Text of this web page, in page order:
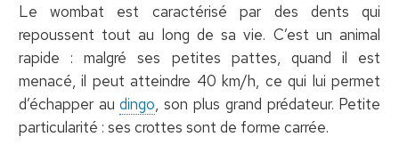
Le wombat est caractérisé par des dents qui
repoussent tout au long de sa vie. C’est un animal
rapide : malgré ses petites pattes, quand il est
menacé, il peut atteindre 40 km/h, ce qui lui permet
d’échapper audingo, son plus grand prédateur. Petite
particularité : ses crottes sont de forme carrée.